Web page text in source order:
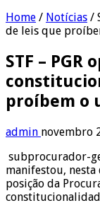
Home / Notícias /
de leis que
STF – PGR
proíbem o
admin novembro
subprocurador-
manifestou, nesta
posição da